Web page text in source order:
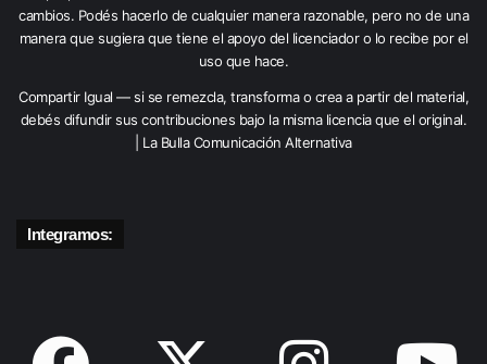
cambios. Podés hacerlo de cualquier manera razonable, pero no de una
manera que sugiera que tiene el apoyo del licenciador o lo recibe por el
uso que hace.
Compartir Igual — si se remezcla, transforma o crea a partir del material,
debés difundir sus contribuciones bajo la misma licencia que el original.
| La Bulla Comunicación Alternativa
Integramos: